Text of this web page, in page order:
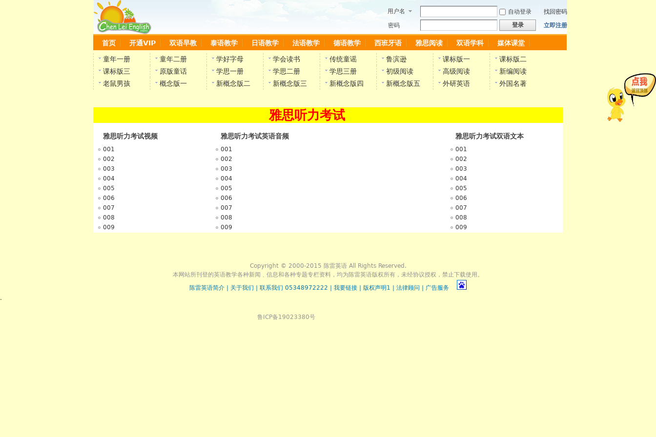
用户名 自动登录
找回密码
密码
登录 立即注册
首页 开通VIP 双语早教 泰语教学 日语教学 法语教学 德语教学 西班牙语 雅思阅读 双语学科 媒体课堂
童年一册 童年二册 学好字母 学会读书 传统童谣 鲁滨逊 课标版一
课标版二
课标版三
原版童话 学思一册 学思二册 学思三册 初级阅读 高级阅读
新编阅读
老鼠男孩
概念版一 新概念版二 新概念版三 新概念版四 新概念版五 外研英语 外国名著
雅思听力考试
雅思听力考试视频
001
002
003
004
005
006
007
008
009
雅思听力考试英语音频
001
002
003
004
005
006
007
008
009
雅思听力考试双语文本
001
002
003
004
005
006
007
008
009
Copyright © 2000-2015 陈雷英语 All Rights Reserved.
本网站所刊登的英语教学各种新闻﹑信息和各种专题专栏资料，均为陈雷英语版权所有，未经协议授权，禁止下载使用。
陈雷英语简介
关于我们 联系我们 05348972222 我要链接 版权声明1 法律顾问
广告服务
.
鲁ICP备19023380号